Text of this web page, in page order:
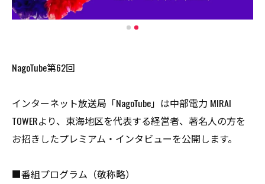
NagoTube第62回
インターネット放送局「NagoTube」は中部電力 MIRAI
TOWERより、東海地区を代表する経営者、著名人の方を
お招きしたプレミアム・インタビューを公開します。
■番組プログラム（敬称略）